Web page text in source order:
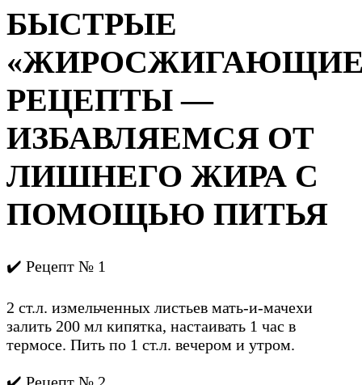
БЫСТРЫЕ
РЕЦЕПТЫ —
ИЗБАВЛЯЕМСЯ ОТ
ЛИШНЕГО ЖИРА С
ПОМОЩЬЮ ПИТЬЯ
✔️ Рецепт № 1
2 ст.л. измельченных листьев мать-и-мачехи
залить 200 мл кипятка, настаивать 1 час в
термосе. Пить по 1 ст.л. вечером и утром.
✔️ Рецепт № 2